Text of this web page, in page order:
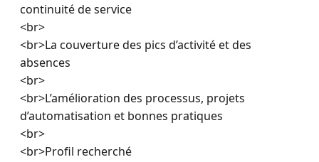
continuité de service
<br>
<br>La couverture des pics d’activité et des
absences
<br>
<br>L’amélioration des processus, projets
d’automatisation et bonnes pratiques
<br>
<br>Profil recherché